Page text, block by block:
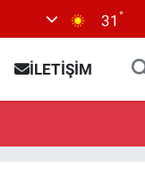
31 °
İLETİŞİM